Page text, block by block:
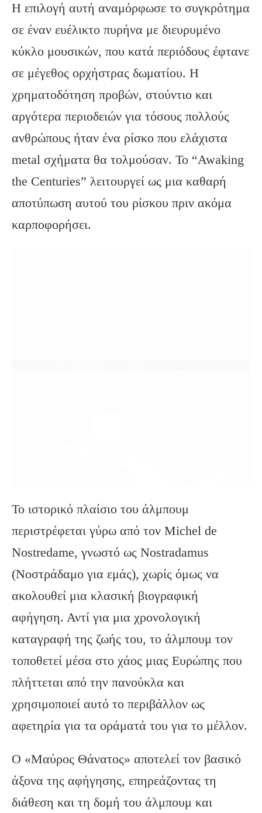
Η επιλογή αυτή αναμόρφωσε το συγκρότημα
σε έναν ευέλικτο πυρήνα με διευρυμένο
κύκλο μουσικών, που κατά περιόδους έφτανε
σε μέγεθος ορχήστρας δωματίου. Η
χρηματοδότηση προβών, στούντιο και
αργότερα περιοδειών για τόσους πολλούς
ανθρώπους ήταν ένα ρίσκο που ελάχιστα
metal σχήματα θα τολμούσαν. Το “Awaking
the Centuries” λειτουργεί ως μια καθαρή
αποτύπωση αυτού του ρίσκου πριν ακόμα
καρποφορήσει.
Το ιστορικό πλαίσιο του άλμπουμ
περιστρέφεται γύρω από τον Michel de
Nostredame, γνωστό ως Nostradamus
(Νοστράδαμο για εμάς), χωρίς όμως να
ακολουθεί μια κλασική βιογραφική
αφήγηση. Αντί για μια χρονολογική
καταγραφή της ζωής του, το άλμπουμ τον
τοποθετεί μέσα στο χάος μιας Ευρώπης που
πλήττεται από την πανούκλα και
χρησιμοποιεί αυτό το περιβάλλον ως
αφετηρία για τα οράματά του για το μέλλον.
Ο «Μαύρος Θάνατος» αποτελεί τον βασικό
άξονα της αφήγησης, επηρεάζοντας τη
διάθεση και τη δομή του άλμπουμ και